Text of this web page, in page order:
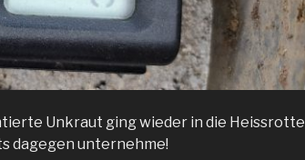
Unkraut ging wieder in die Heissrotte
dagegen unternehme!